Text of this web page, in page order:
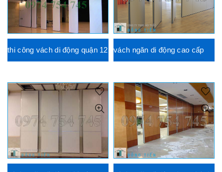
thi công vách di động quận 12 vách ngăn di động cao cấp